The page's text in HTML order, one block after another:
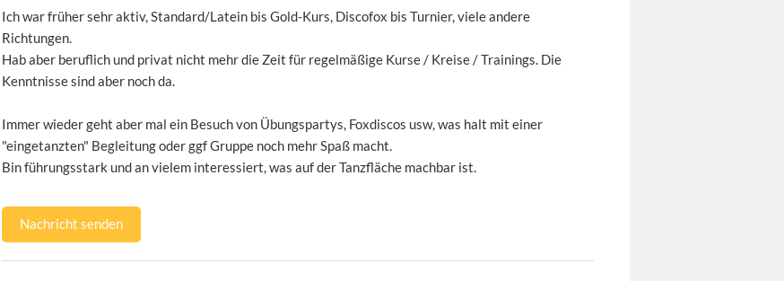
Ich war früher sehr aktiv, Standard/Latein bis Gold-Kurs, Discofox bis Turnier, viele andere
Richtungen.
Hab aber beruflich und privat nicht mehr die Zeit für regelmäßige Kurse / Kreise / Trainings. Die
Kenntnisse sind aber noch da.
Immer wieder geht aber mal ein Besuch von Übungspartys, Foxdiscos usw, was halt mit einer
"eingetanzten" Begleitung oder ggf Gruppe noch mehr Spaß macht.
Bin führungsstark und an vielem interessiert, was auf der Tanzfläche machbar ist.
Nachricht senden